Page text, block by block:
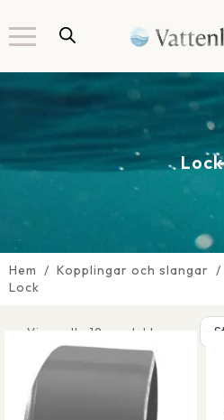
Lock
Hem Kopplingar och slangar
Lock
Visar alla 19 produkter